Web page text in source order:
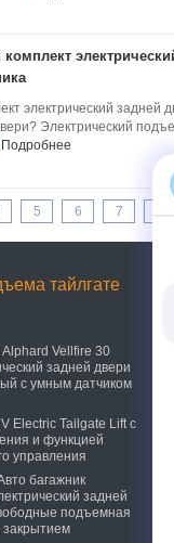
электрический задней
Электрический
Подробнее
5 6 7 8
тайлгате
Alphard Vellfire 30
задней двери
с умным датчиком
Electric Tailgate Lift с
и функцией
управления
багажник
задней
подъемная
закрытием